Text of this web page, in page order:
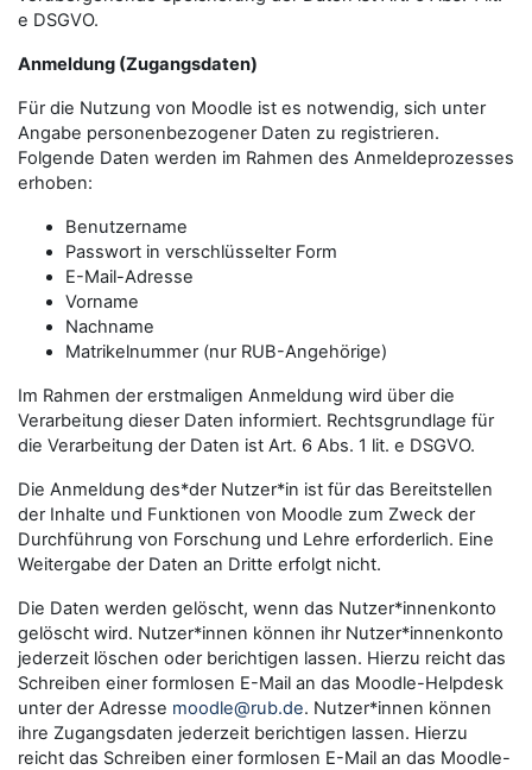
e DSGVO.
Anmeldung (Zugangsdaten)
Für die Nutzung von Moodle ist es notwendig, sich unter
Angabe personenbezogener Daten zu registrieren.
Folgende Daten werden im Rahmen des Anmeldeprozesses
erhoben:
Benutzername
Passwort in verschlüsselter Form
E-Mail-Adresse
Vorname
Nachname
Matrikelnummer (nur RUB-Angehörige)
Im Rahmen der erstmaligen Anmeldung wird über die
Verarbeitung dieser Daten informiert. Rechtsgrundlage für
die Verarbeitung der Daten ist Art. 6 Abs. 1 lit. e DSGVO.
Die Anmeldung des*der Nutzer*in ist für das Bereitstellen
der Inhalte und Funktionen von Moodle zum Zweck der
Durchführung von Forschung und Lehre erforderlich. Eine
Weitergabe der Daten an Dritte erfolgt nicht.
Die Daten werden gelöscht, wenn das Nutzer*innenkonto
gelöscht wird. Nutzer*innen können ihr Nutzer*innenkonto
jederzeit löschen oder berichtigen lassen. Hierzu reicht das
Schreiben einer formlosen E-Mail an das Moodle-Helpdesk
unter der Adresse moodle@rub.de. Nutzer*innen können
ihre Zugangsdaten jederzeit berichtigen lassen. Hierzu
reicht das Schreiben einer formlosen E-Mail an das Moodle-